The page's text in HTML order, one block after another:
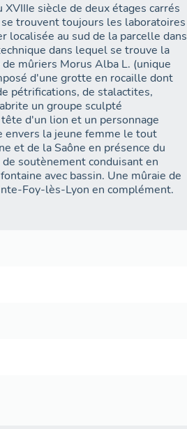
siècle de deux étages carrés
trouvent toujours les laboratoires
localisée au sud de la parcelle dans
dans lequel se trouve la
mûriers Morus Alba L. (unique
d'une grotte en rocaille dont
pétrifications, de stalactites,
un groupe sculpté
d'un lion et un personnage
envers la jeune femme le tout
et de la Saône en présence du
soutènement conduisant en
bassin. Une mûraie de
Foy-lès-Lyon en complément.